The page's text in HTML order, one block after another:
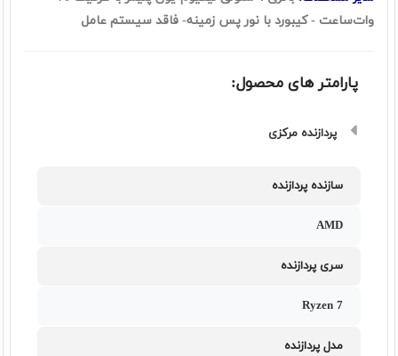
وات‌ساعت - کیبورد با نور پس زمینه- فاقد سیستم عامل
پارامتر های محصول:
پردازنده مرکزی
سازنده پردازنده
AMD
سری پردازنده
Ryzen 7
مدل پردازنده